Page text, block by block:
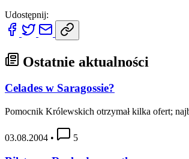
Udostępnij:
Ostatnie aktualności
Celades w Saragossie?
Pomocnik Królewskich otrzymał kilka ofert;
03.08.2004 • 5